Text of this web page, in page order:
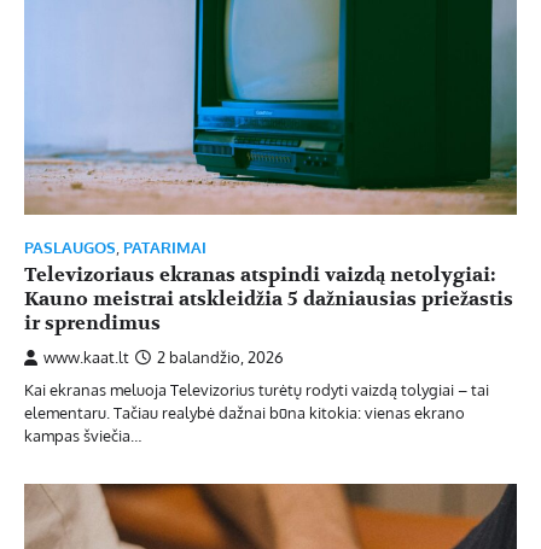
PASLAUGOS PATARIMAI
Televizoriaus ekranas atspindi vaizdą netolygiai:
Kauno meistrai atskleidžia 5 dažniausias priežastis
ir sprendimus
www.kaat.lt
2 balandžio, 2026
Kai ekranas meluoja Televizorius turėtų rodyti vaizdą tolygiai – tai
elementaru. Tačiau realybė dažnai būna kitokia: vienas ekrano
kampas šviečia…